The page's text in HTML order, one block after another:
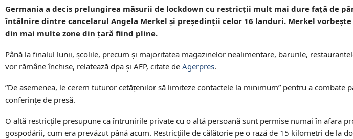
Germania a decis prelungirea măsurii de lockdown cu restricții mult mai dure față de
întâlnire dintre cancelarul Angela Merkel şi preşedinţii celor 16 landuri. Merkel
din mai multe zone din țară fiind pline.
Până la finalul lunii, școlile, precum şi majoritatea magazinelor nealimentare, barurile,
vor rămâne închise, relatează dpa şi AFP, citate de Agerpres.
”De asemenea, le cerem tuturor cetăţenilor să limiteze contactele la minimum” pentru a combate
conferinţe de presă.
O altă restricțile presupune ca întrunirile private cu o altă persoană sunt permise numai în afara
gospodării, cum era prevăzut până acum. Restricţiile de călătorie pe o rază de 15 kilometri de la